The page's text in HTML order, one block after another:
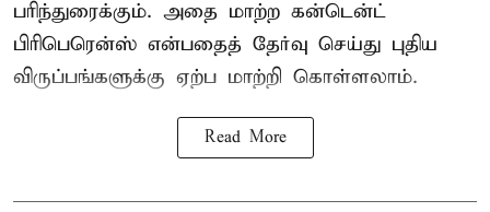
பரிந்துரைக்கும். அதை மாற்ற கன்டென்ட்
பிரிபெரென்ஸ் என்பதைத் தேர்வு செய்து புதிய
விருப்பங்களுக்கு ஏற்ப மாற்றி கொள்ளலாம்.
Read More